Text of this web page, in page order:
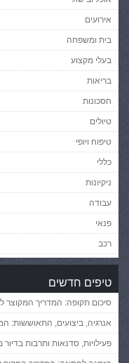
אירועים
בית ומשפחה
בעלי מקצוע
בריאות
חסכונות
טיולים
טיפוח ויופי
כללי
ניקיונות
עבודה
פנאי
רכב
טיפים חדשים
סיכום תקופה: המדריך המקוצר
אנרגיה, ביצועים, התאוששות:
פעילויות, סדנאות ותרבות